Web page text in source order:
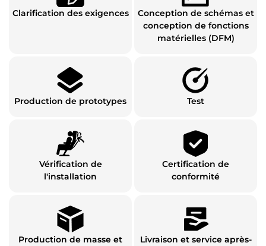
Clarification des exigences
Conception de schémas et
conception de fonctions
matérielles (DFM)
Production de prototypes Test
Vérification de
l'installation
Certification de
conformité
Production de masse et
Livraison et service après-